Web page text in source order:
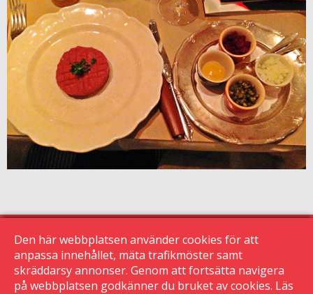
© 2015 Krogguiden.se
113 24 Stockholm
Den här webbplatsen använder cookies för att
anpassa innehållet, mäta trafikmöster samt
skräddarsy annonser. Genom att fortsätta navigera
på webbplatsen godkänner du bruket av cookies. Läs